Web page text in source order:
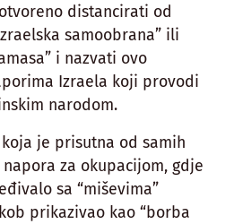
distancirati od
samoobrana” ili
i nazvati ovo
Izraela koji provodi
narodom.
je prisutna od samih
za okupacijom, gdje
sa “miševima”
prikazivao kao “borba